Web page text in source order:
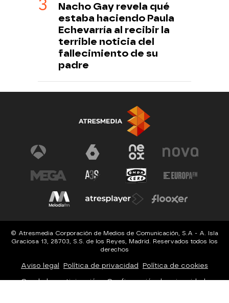
Nacho Gay revela qué
estaba haciendo Paula
Echevarría al recibir la
terrible noticia del
fallecimiento de su
padre
© Atresmedia Corporación de Medios de Comunicación, S.A - A. Isla
Graciosa 13, 28703, S.S. de los Reyes, Madrid. Reservados todos los
derechos
Aviso legal Política de privacidad Política de cookies
Cond. de participación Configuración de privacidad